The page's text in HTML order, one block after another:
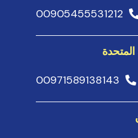
00905455531212
00971589138143